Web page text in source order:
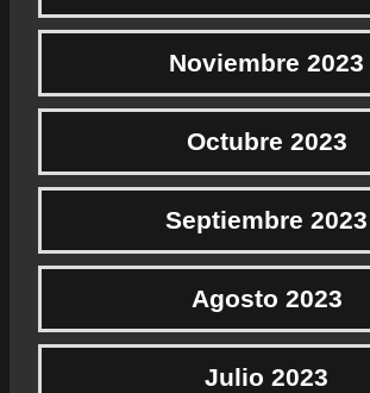
Noviembre 2023
Octubre 2023
Septiembre 2023
Agosto 2023
Julio 2023